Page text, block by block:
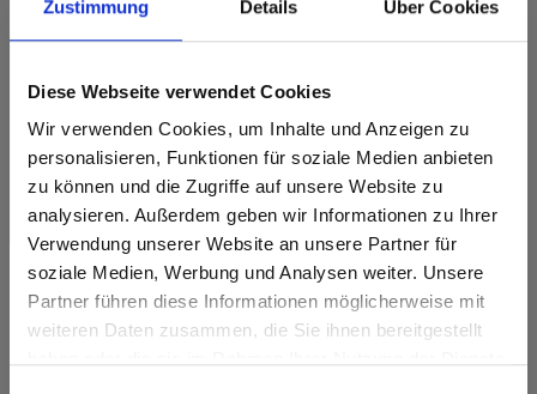
Zustimmung Details Über Cookies
Diese Webseite verwendet Cookies
Wir verwenden Cookies, um Inhalte und Anzeigen zu
personalisieren, Funktionen für soziale Medien anbieten
zu können und die Zugriffe auf unsere Website zu
analysieren. Außerdem geben wir Informationen zu Ihrer
Verwendung unserer Website an unsere Partner für
soziale Medien, Werbung und Analysen weiter. Unsere
Partner führen diese Informationen möglicherweise mit
weiteren Daten zusammen, die Sie ihnen bereitgestellt
sr.modal is not closeable
Are you based in the Verenigde
Staten?
Dichtstbijzijnde NCS-code: S 8502-B
Dichtstbijzijnde RAL-code: 9011
Een vergelijking met het originele monster is altijd
Productkenmerken
Gemakkelijk schoon te
Slagvast
Krasvast Oplosmiddelbestendig